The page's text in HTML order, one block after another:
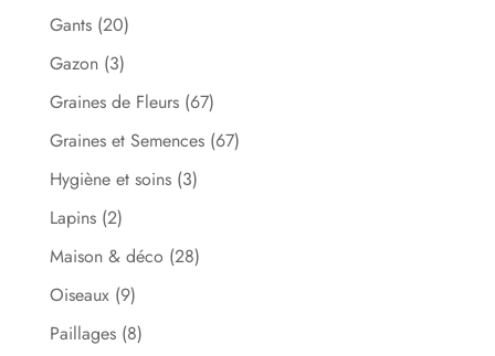
Gants (20)
Gazon (3)
Graines de Fleurs (67)
Graines et Semences (67)
Hygiène et soins (3)
Lapins (2)
Maison & déco (28)
Oiseaux (9)
Paillages (8)